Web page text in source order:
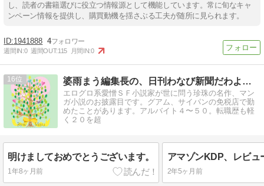
し、読者の書籍選びに役立つ情報源として機能しています。常に旬なキャ
ンペーン情報を提供し、購買動機を揺さぶる工夫が随所に見られます。
1941888 4
週間IN:0 週間OUT:115 月間IN:0
16 婆雨まう編集長の、日刊わなび新聞だわよ〜ん。
エログロ系愛憎ＳＦ小説家が世に問う珍珠の名作、マン
ガ小説のお披露目です。グアム、サイパンの免税店で勤
めたことがあります。アルバイト４〜５０。転職歴も軽
く２０を超
明けましておめでとうございます。
1年8ヶ月前 2年5ヶ月前